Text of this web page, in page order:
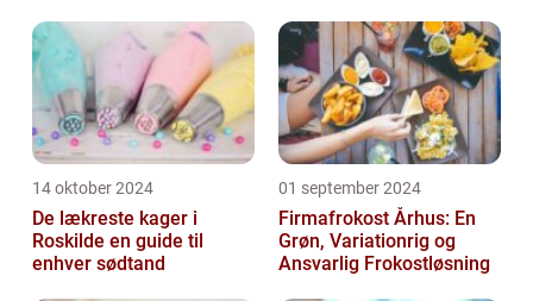
14 oktober 2024
De lækreste kager i
Roskilde en guide til
enhver sødtand
01 september 2024
Firmafrokost Århus: En
Grøn, Variationrig og
Ansvarlig Frokostløsning